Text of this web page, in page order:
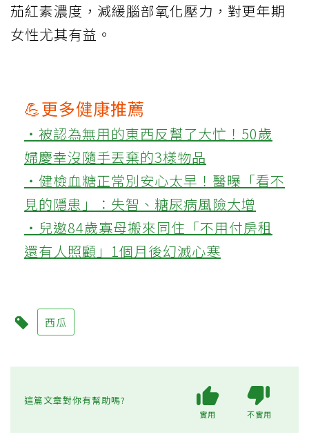
茄紅素濃度，減緩腦部氧化壓力，對更年期
女性尤其有益。
💪更多健康推薦
‧被認為無用的東西反幫了大忙！50歲
婦慶幸沒隨手丟棄的3樣物品
‧健檢血糖正常別安心太早！醫曝「看不
見的隱患」：失智、糖尿病風險大增
‧兒邀84歲寡母搬來同住「不用付房租
還有人照顧」1個月後幻滅心寒
西瓜
這篇文章對你有幫助嗎?
實用 不實用